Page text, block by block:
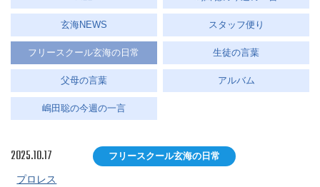
玄海NEWS スタッフ便り
フリースクール玄海の日常 生徒の言葉
父母の言葉 アルバム
嶋田聡の今週の一言
2025.10.17 フリースクール玄海の日常
プロレス